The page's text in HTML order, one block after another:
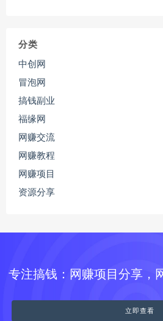
分类
中创网
冒泡网
搞钱副业
福缘网
网赚交流
网赚教程
网赚项目
资源分享
专注搞钱：网赚项目分享，
立即查看